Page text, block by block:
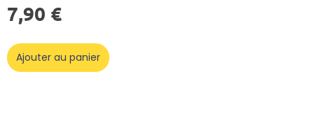
7,90 €
Ajouter au panier